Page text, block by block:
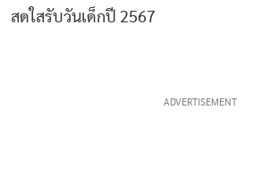
สดใสรับวันเด็กปี 2567
ADVERTISEMENT